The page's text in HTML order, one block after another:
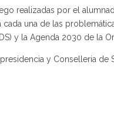
realizadas por el
una de las
y la Agenda 2030 de la
y Conselleria de